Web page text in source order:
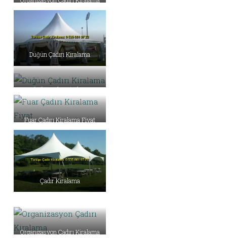
Düğün Çadırı Kiralama
Düğün Çadırı Kiralama
Fuar Çadırı Kiralama Fiyat
Çadır Kiralama
Organizasyon Çadırı Kiralama